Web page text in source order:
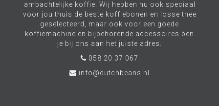
ambachtelijke koffie. Wij hebben nu ook speciaal
voor jou thuis de beste koffiebonen en losse thee
geselecteerd, maar ook voor een goede
koffiemachine en bijbehorende accessoires ben
je bij ons aan het juiste adres.
058 20 37 067
info@dutchbeans.nl